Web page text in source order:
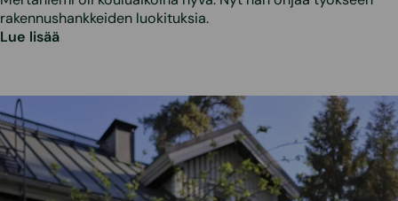
rakennushankkeiden luokituksia.
Lue lisää